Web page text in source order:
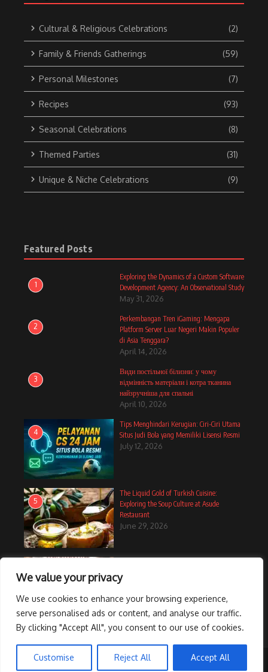
We value your privacy
We use cookies to enhance your browsing experience,
serve personalised ads or content, and analyse our traffic.
By clicking "Accept All", you consent to our use of cookies.
Customise Reject All Accept All
Cultural & Religious Celebrations (2)
Family & Friends Gatherings (59)
Personal Milestones (7)
Recipes (93)
Seasonal Celebrations (8)
Themed Parties (31)
Unique & Niche Celebrations (9)
Featured Posts
1
Exploring the Dynamics of a Custom Software
Development Agency: An Observational Study
May 31, 2026
2
Perkembangan Tren iGaming: Mengapa
Platform Server Luar Negeri Makin Populer
di Asia Tenggara?
April 14, 2026
3
Види постільної білизни: у чому
відмінність матеріали і котра тканина
найзручніша для спальні
April 10, 2026
4
Tips Menghindari Kerugian: Ciri-Ciri Utama
Situs Judi Bola yang Memiliki Lisensi Resmi
July 12, 2026
5
The Liquid Gold of Turkish Cuisine:
Exploring the Soup Culture at Asude
Restaurant
June 29, 2026
June 14, 2025
Copyright © 2026 CelebrateShe